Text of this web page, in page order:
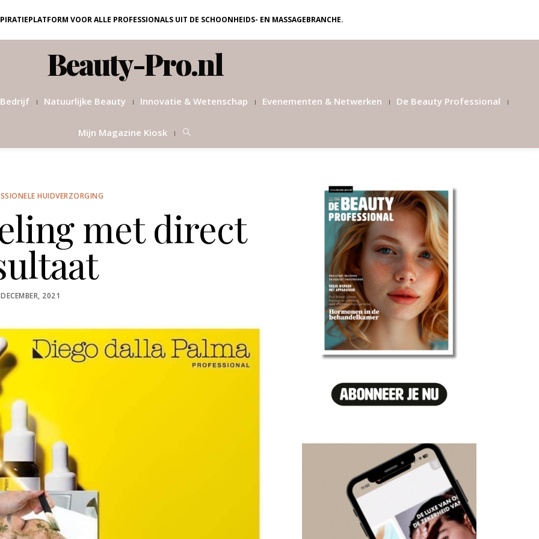
VOOR ALLE PROFESSIONALS UIT DE SCHOONHEIDS- EN MASSAGEBRANCHE.
Beauty-Pro.nl
Natuurlijke Beauty Innovatie & Wetenschap Evenementen & Netwerken De Beauty Professional
Mijn Magazine Kiosk
HUIDVERZORGING
met direct
2021